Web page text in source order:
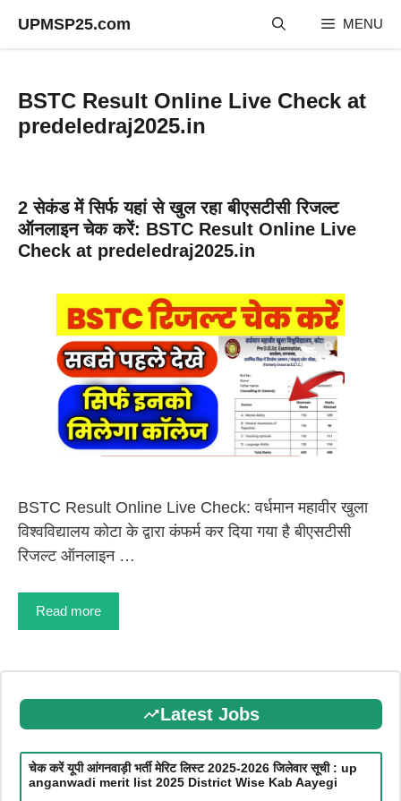
UPMSP25.com MENU
BSTC Result Online Live Check at
predeledraj2025.in
2 सेकंड में सिर्फ यहां से खुल रहा बीएसटीसी रिजल्ट
ऑनलाइन चेक करें: BSTC Result Online Live
Check at predeledraj2025.in
BSTC Result Online Live Check: वर्धमान महावीर खुला
विश्वविद्यालय कोटा के द्वारा कंफर्म कर दिया गया है बीएसटीसी
रिजल्ट ऑनलाइन …
Read more
Latest Jobs
चेक करें यूपी आंगनवाड़ी भर्ती मेरिट लिस्ट 2025-2026 जिलेवार सूची : up
anganwadi merit list 2025 District Wise Kab Aayegi